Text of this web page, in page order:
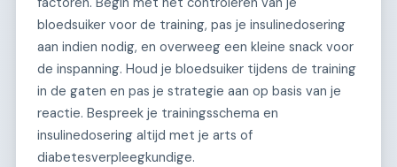
bloedsuiker voor de training, pas je insulinedosering
aan indien nodig, en overweeg een kleine snack voor
de inspanning. Houd je bloedsuiker tijdens de training
in de gaten en pas je strategie aan op basis van je
reactie. Bespreek je trainingsschema en
insulinedosering altijd met je arts of
diabetesverpleegkundige.